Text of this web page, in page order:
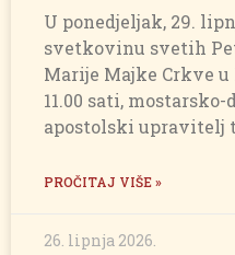
U ponedjeljak, 29.
svetkovinu svetih
Marije Majke Crkve
11.00 sati,
apostolski upravitelj
PROČITAJ VIŠE »
26. lipnja 2026.